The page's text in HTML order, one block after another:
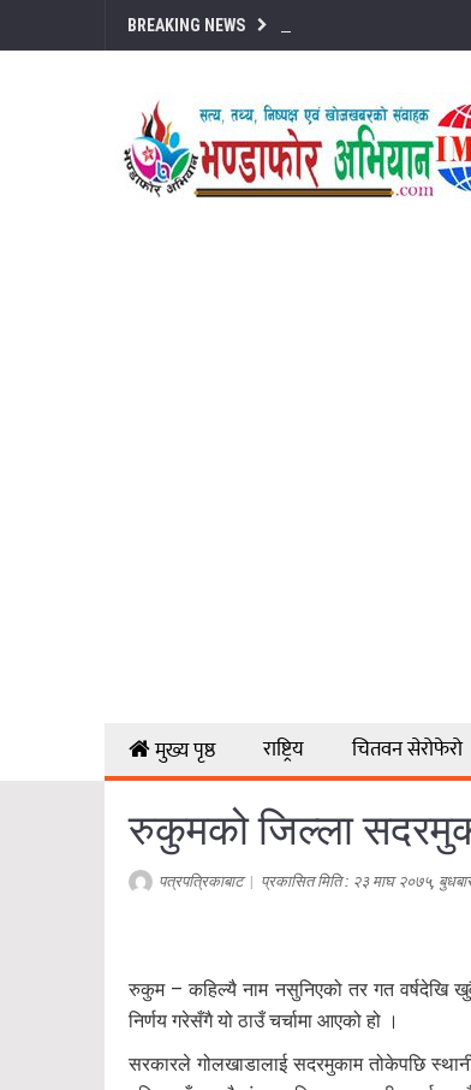
BREAKING NEWS
मुख्य पृष्ठ राष्ट्रिय चितवन सेरोफेरो
रुकुमको जिल्ला
पत्रपत्रिकाबाट| प्रकासित मिति : २३ माघ २०७५,
रुकुम – कहिल्यै नाम नसुनिएको तर गत वर्षदेखि
निर्णय गरेसँगै यो ठाउँ चर्चामा आएको हो ।
सरकारले गोलखाडालाई सदरमुकाम तोकेपछि